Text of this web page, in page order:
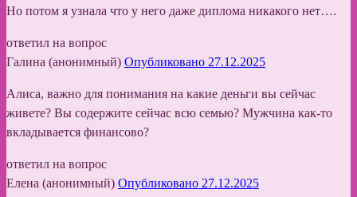
Но потом я узнала что у него даже диплома никакого нет….
ответил на вопрос
Галина (анонимный) Опубликовано 27.12.2025
Алиса, важно для понимания на какие деньги вы сейчас
живете? Вы содержите сейчас всю семью? Мужчина как-то
вкладывается финансово?
ответил на вопрос
Елена (анонимный) Опубликовано 27.12.2025